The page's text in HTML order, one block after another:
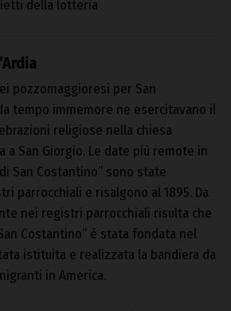
della lotteria
pozzomaggioresi per San
tempo immemore ne esercitavano il
religiose nella chiesa
a San Giorgio. Le date più remote in
San Costantino” sono state
parrocchiali e risalgono al 1895. Da
nei registri parrocchiali risulta che
Costantino” è stata fondata nel
istituita e realizzata la bandiera da
in America.